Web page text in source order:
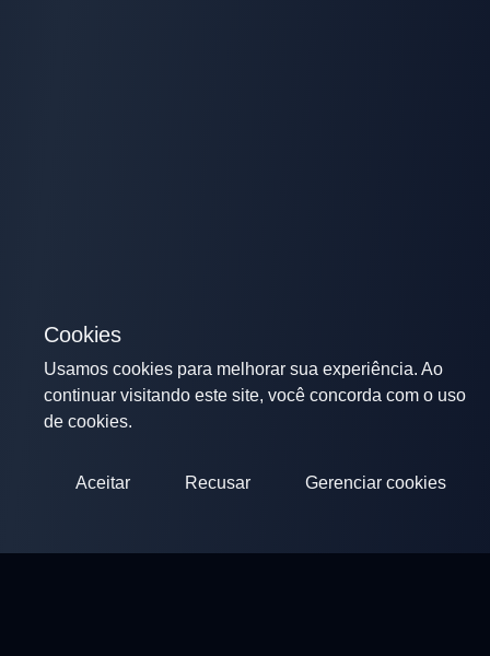
Cookies
Usamos cookies para melhorar sua experiência. Ao
continuar visitando este site, você concorda com o uso
de cookies.
Aceitar Recusar Gerenciar cookies